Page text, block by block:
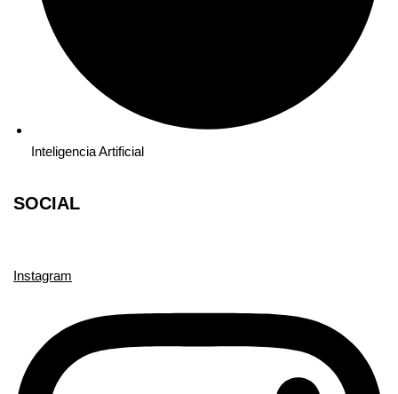
Inteligencia Artificial
SOCIAL
Instagram